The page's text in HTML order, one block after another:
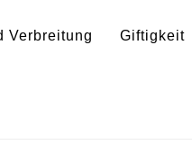
Verbreitung Giftigkeit